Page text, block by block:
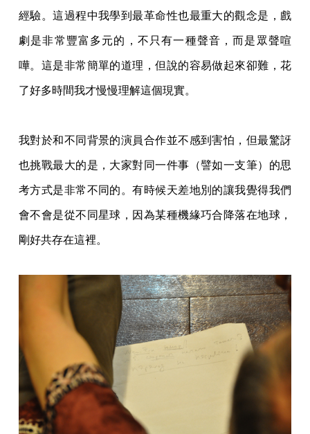
經驗。這過程中我學到最革命性也最重大的觀念是，戲
劇是非常豐富多元的，不只有一種聲音，而是眾聲喧
嘩。這是非常簡單的道理，但說的容易做起來卻難，花
了好多時間我才慢慢理解這個現實。
我對於和不同背景的演員合作並不感到害怕，但最驚訝
也挑戰最大的是，大家對同一件事（譬如一支筆）的思
考方式是非常不同的。有時候天差地別的讓我覺得我們
會不會是從不同星球，因為某種機緣巧合降落在地球，
剛好共存在這裡。